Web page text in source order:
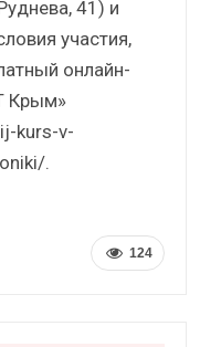
41) и
участия,
онлайн-
Крым»
kurs-v-
.
124